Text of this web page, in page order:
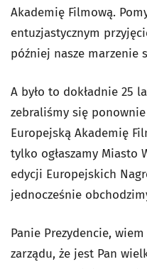
Akademię Filmową.
entuzjastycznym
później nasze marzenie
A było to dokładnie 25
zebraliśmy się
Europejską Akademię
tylko ogłaszamy Miasto
edycji Europejskich
jednocześnie
Panie Prezydencie,
zarządu, że jest Pan